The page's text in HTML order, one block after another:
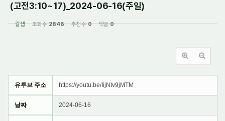
(고전3:10~17)_2024-06-16(주일)
갈렙 조회 수2846 추천 수0 댓글0
유투브 주소 https://youtu.be/IijNtv9jMTM
날짜 2024-06-16